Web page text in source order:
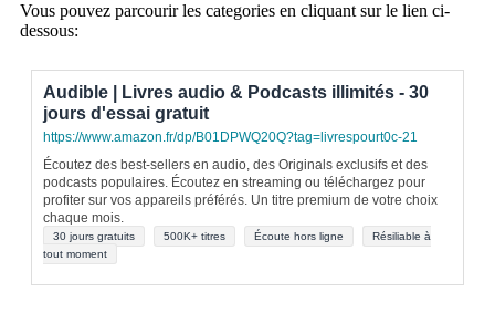
Vous pouvez parcourir les categories en cliquant sur le lien ci-
dessous:
Audible | Livres audio & Podcasts illimités - 30
jours d'essai gratuit
https://www.amazon.fr/dp/B01DPWQ20Q?tag=livrespourt0c-21
Écoutez des best-sellers en audio, des Originals exclusifs et des
podcasts populaires. Écoutez en streaming ou téléchargez pour
profiter sur vos appareils préférés. Un titre premium de votre choix
chaque mois.
30 jours gratuits 500K+ titres Écoute hors ligne
Résiliable à
tout moment